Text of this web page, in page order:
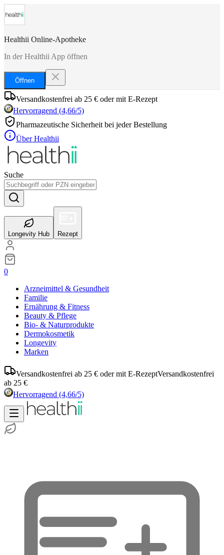
Healthii Online-Apotheke
In der Healthii App öffnen
Öffnen
Versandkostenfrei ab 25 € oder mit E-Rezept
Hervorragend (4,66/5)
Pharmazeutische Sicherheit bei jeder Bestellung
Über Healthii
Suche
Longevity Hub Rezept
0
Arzneimittel & Gesundheit
Familie
Ernährung & Fitness
Beauty & Pflege
Bio- & Naturprodukte
Dermokosmetik
Longevity
Marken
Versandkostenfrei ab 25 € oder mit E-RezeptVersandkostenfrei
ab 25 €
Hervorragend (4,66/5)